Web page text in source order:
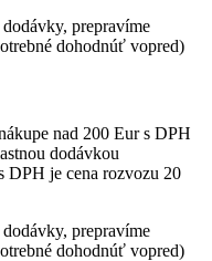
prepravíme
dohodnúť vopred)
nad 200 Eur s DPH
dodávkou
je cena rozvozu 20
prepravíme
dohodnúť vopred)